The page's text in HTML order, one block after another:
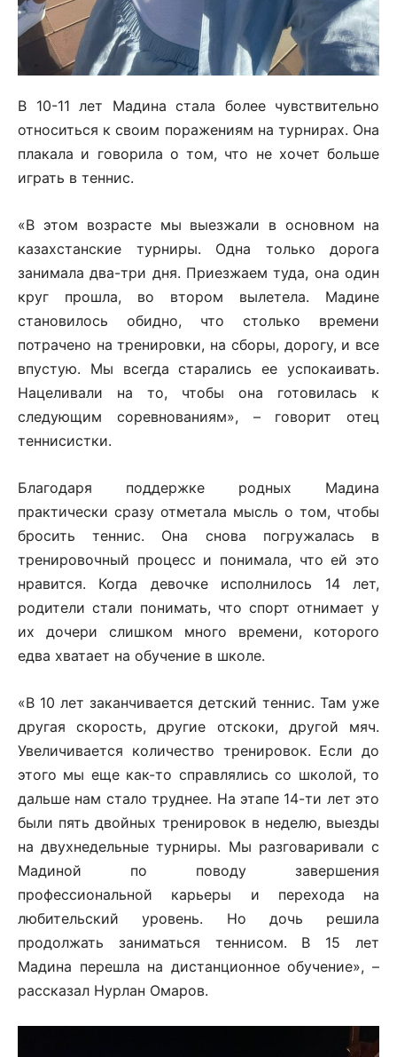
В 10-11 лет Мадина стала более чувствительно
относиться к своим поражениям на турнирах. Она
плакала и говорила о том, что не хочет больше
играть в теннис.
«В этом возрасте мы выезжали в основном на
казахстанские турниры. Одна только дорога
занимала два-три дня. Приезжаем туда, она один
круг прошла, во втором вылетела. Мадине
становилось обидно, что столько времени
потрачено на тренировки, на сборы, дорогу, и все
впустую. Мы всегда старались ее успокаивать.
Нацеливали на то, чтобы она готовилась к
следующим соревнованиям», – говорит отец
теннисистки.
Благодаря поддержке родных Мадина
практически сразу отметала мысль о том, чтобы
бросить теннис. Она снова погружалась в
тренировочный процесс и понимала, что ей это
нравится. Когда девочке исполнилось 14 лет,
родители стали понимать, что спорт отнимает у
их дочери слишком много времени, которого
едва хватает на обучение в школе.
«В 10 лет заканчивается детский теннис. Там уже
другая скорость, другие отскоки, другой мяч.
Увеличивается количество тренировок. Если до
этого мы еще как-то справлялись со школой, то
дальше нам стало труднее. На этапе 14-ти лет это
были пять двойных тренировок в неделю, выезды
на двухнедельные турниры. Мы разговаривали с
Мадиной по поводу завершения
профессиональной карьеры и перехода на
любительский уровень. Но дочь решила
продолжать заниматься теннисом. В 15 лет
Мадина перешла на дистанционное обучение», –
рассказал Нурлан Омаров.